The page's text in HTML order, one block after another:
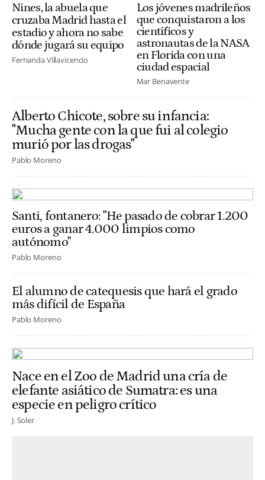
Nines, la abuela que
cruzaba Madrid hasta el
estadio y ahora no sabe
dónde jugará su equipo
Fernanda Villavicencio
Los jóvenes madrileños
que conquistaron a los
científicos y
astronautas de la NASA
en Florida con una
ciudad espacial
Mar Benavente
Alberto Chicote, sobre su infancia:
"Mucha gente con la que fui al colegio
murió por las drogas"
Pablo Moreno
Santi, fontanero: "He pasado de cobrar 1.200
euros a ganar 4.000 limpios como
autónomo"
Pablo Moreno
El alumno de catequesis que hará el grado
más difícil de España
Pablo Moreno
Nace en el Zoo de Madrid una cría de
elefante asiático de Sumatra: es una
especie en peligro crítico
J. Soler